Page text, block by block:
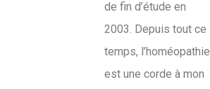
de fin d’étude en
2003. Depuis tout ce
temps, l’homéopathie
est une corde à mon